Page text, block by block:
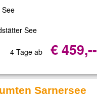
See
See
4 Tage ab € 459,--
Sarnersee